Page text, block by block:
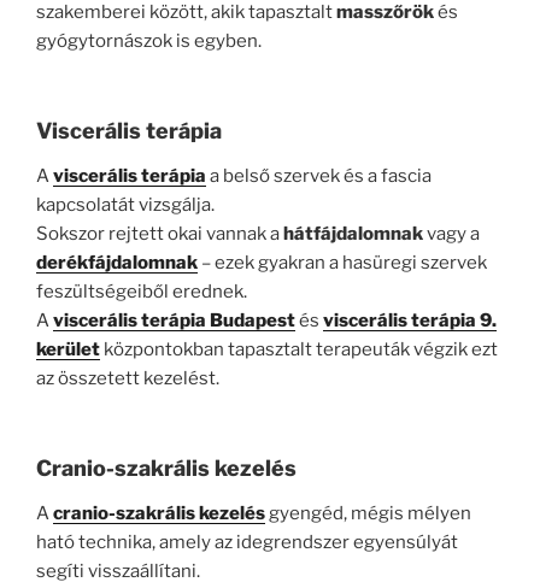
szakemberei között, akik tapasztaltmasszőrökés
gyógytornászok is egyben.
Viscerális terápia
Aviscerális terápia a belső szervek és a fascia
kapcsolatát vizsgálja.
Sokszor rejtett okai vannak a hátfájdalomnakvagy a
derékfájdalomnak – ezek gyakran a hasüregi szervek
feszültségeiből erednek.
Aviscerális terápia Budapestés viscerális terápia 9.
kerület központokban tapasztalt terapeuták végzik ezt
az összetett kezelést.
Cranio-szakrális kezelés
Acranio-szakrális kezelésgyengéd, mégis mélyen
ható technika, amely az idegrendszer egyensúlyát
segíti visszaállítani.